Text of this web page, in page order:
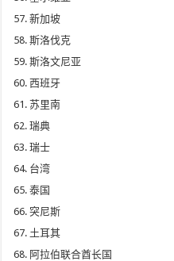
新加坡
斯洛伐克
斯洛文尼亚
西班牙
苏里南
瑞典
瑞士
台湾
泰国
突尼斯
土耳其
阿拉伯联合酋长国